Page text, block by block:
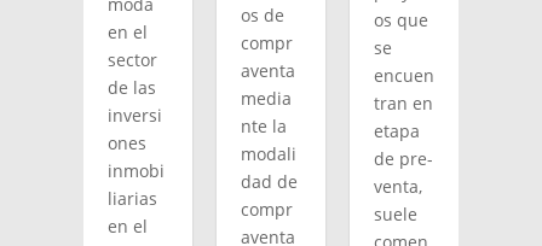
en el
sector
de las
inversi
ones
inmobi
liarias
en el
os de
compr
aventa
media
nte la
modali
dad de
compr
aventa
os que
se
encuen
tran en
etapa
de pre-
venta,
suele